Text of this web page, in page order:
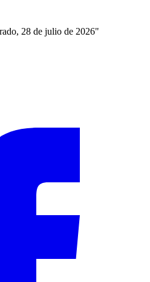
28 de julio de 2026"